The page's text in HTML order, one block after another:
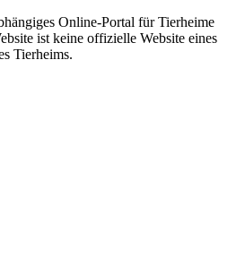
Online-Portal für Tierheime
ist keine offizielle Website eines
Tierheims.